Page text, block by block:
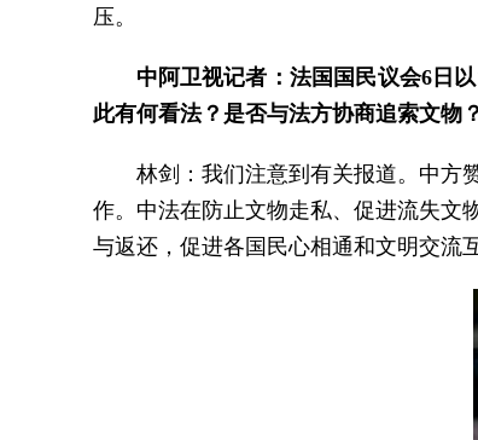
压。
中阿卫视记者：法国国民议会6日
此有何看法？是否与法方协商追索文物
林剑：我们注意到有关报道。中方
作。中法在防止文物走私、促进流失文
与返还，促进各国民心相通和文明交流互